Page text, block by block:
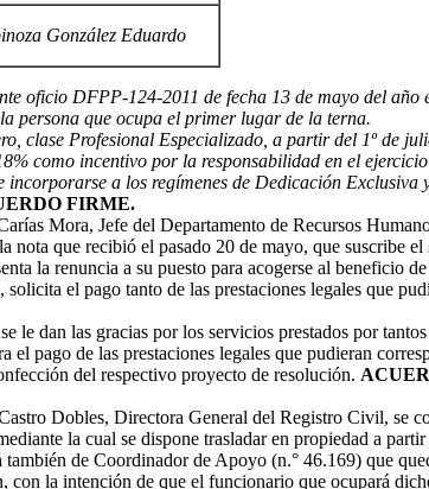
González Eduardo
oficio DFPP-124-2011 de fecha 13 de mayo del
persona que ocupa el primer lugar de la terna.
clase Profesional Especializado, a partir del 1º de
como incentivo por la responsabilidad en el
a los regímenes de Dedicación Exclusiva
FIRME.
Mora, Jefe del Departamento de Recursos
que recibió el pasado 20 de mayo, que suscribe
la renuncia a su puesto para acogerse al beneficio
el pago tanto de las prestaciones legales que
le dan las gracias por los servicios prestados por
pago de las prestaciones legales que pudieran
del respectivo proyecto de resolución.
Dobles, Directora General del Registro Civil, se
la cual se dispone trasladar en propiedad a
de Coordinador de Apoyo (n.° 46.169) que
la intención de que el funcionario que ocupará